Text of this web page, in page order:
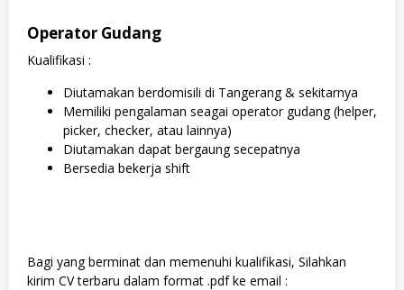
Operator Gudang
Kualifikasi :
Diutamakan berdomisili di Tangerang & sekitarnya
Memiliki pengalaman seagai operator gudang (helper,
picker, checker, atau lainnya)
Diutamakan dapat bergaung secepatnya
Bersedia bekerja shift
Bagi yang berminat dan memenuhi kualifikasi, Silahkan
kirim CV terbaru dalam format .pdf ke email :